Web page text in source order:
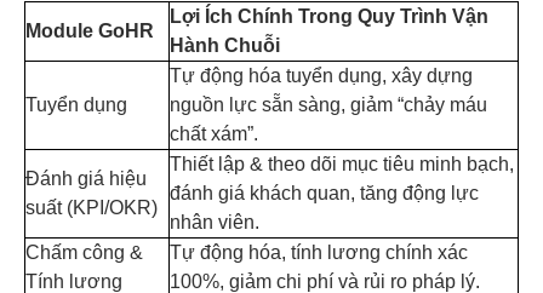
Module GoHR
Lợi Ích Chính Trong Quy Trình Vận
Hành Chuỗi
Tuyển dụng
Tự động hóa tuyển dụng, xây dựng
nguồn lực sẵn sàng, giảm “chảy máu
chất xám”.
Đánh giá hiệu
suất (KPI/OKR)
Thiết lập & theo dõi mục tiêu minh bạch,
đánh giá khách quan, tăng động lực
nhân viên.
Chấm công &
Tính lương
Tự động hóa, tính lương chính xác
100%, giảm chi phí và rủi ro pháp lý.